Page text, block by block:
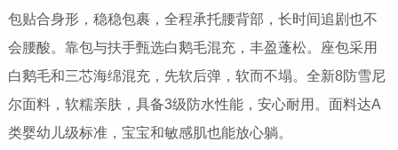
包贴合身形，稳稳包裹，全程承托腰背部，长时间追剧也不
会腰酸。靠包与扶手甄选白鹅毛混充，丰盈蓬松。座包采用
白鹅毛和三芯海绵混充，先软后弹，软而不塌。全新8防雪尼
尔面料，软糯亲肤，具备3级防水性能，安心耐用。面料达A
类婴幼儿级标准，宝宝和敏感肌也能放心躺。